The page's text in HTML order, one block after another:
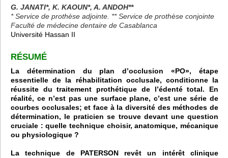
G. JANATI*, K. KAOUN*, A. ANDOH**
* Service de prothèse adjointe. ** Service de prothèse conjointe
Faculté de médecine dentaire de Casablanca
Université Hassan II
RÉSUMÉ
La détermination du plan d’occlusion «PO», étape
essentielle de la réhabilitation occlusale, conditionne la
réussite du traitement prothétique de l’édenté total. En
réalité, ce n’est pas une surface plane, c’est une série de
courbes occlusales; et face à la diversité des méthodes de
détermination, le praticien se trouve devant une question
cruciale : quelle technique choisir, anatomique, mécanique
ou physiologique ?
La technique de PATERSON revêt un intérêt clinique